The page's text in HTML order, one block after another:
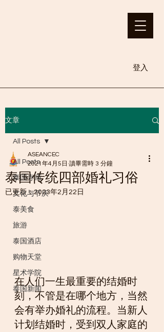
登入
文章
All Posts
泰国寺庙
文化与节庆
泰美食
旅游
泰国酒店
购物天堂
星术学院
泰国新闻
All Posts
泰国传统四部婚礼习俗
ASEANCEC
2021年4月5日 讀畢需時 3 分鐘
已更新：2023年2月22日
在人们一生最重要的结婚时
刻，不管是在哪个地方，当然
会有举办婚礼的流程。当新人
计划结婚时，受到双人家庭的